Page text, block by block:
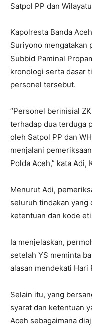
Satpol PP dan
Kapolresta Banda
Suriyono mengatakan
Subbid Paminal
kronologi serta dasar
personel tersebut.
“Personel berinisial
terhadap dua terduga
oleh Satpol PP dan
menjalani
Polda Aceh,” kata Adi,
Menurut Adi,
seluruh tindakan yang
ketentuan dan kode
Ia menjelaskan,
setelah YS meminta
alasan mendekati Hari
Selain itu, yang
syarat dan ketentuan
Aceh sebagaimana